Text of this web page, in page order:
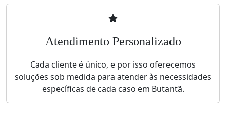
Atendimento Personalizado
Cada cliente é único, e por isso oferecemos
soluções sob medida para atender às necessidades
específicas de cada caso em Butantã.